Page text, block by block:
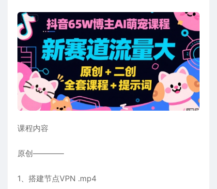
课程内容
原创————
1、搭建节点VPN .mp4